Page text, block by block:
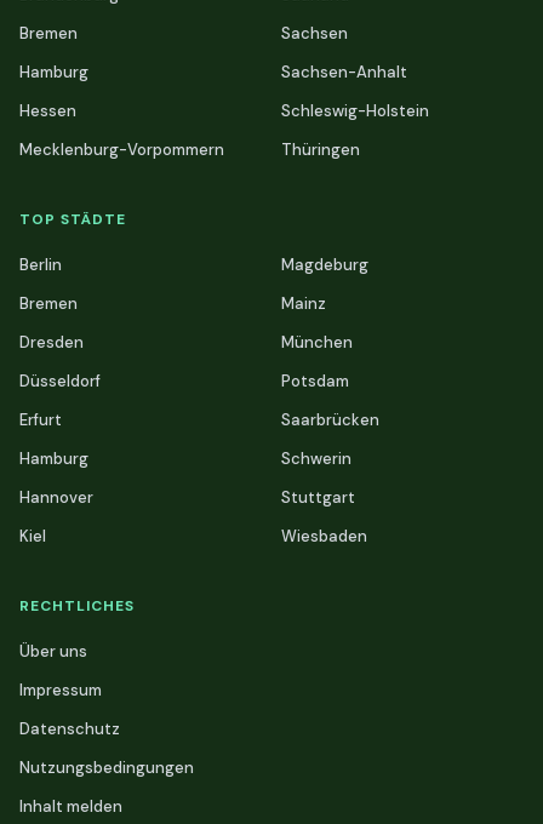
Bremen
Hamburg
Hessen
Mecklenburg-Vorpommern
Sachsen
Sachsen-Anhalt
Schleswig-Holstein
Thüringen
TOP STÄDTE
Berlin
Bremen
Dresden
Düsseldorf
Erfurt
Hamburg
Hannover
Kiel
Magdeburg
Mainz
München
Potsdam
Saarbrücken
Schwerin
Stuttgart
Wiesbaden
RECHTLICHES
Über uns
Impressum
Datenschutz
Nutzungsbedingungen
Inhalt melden